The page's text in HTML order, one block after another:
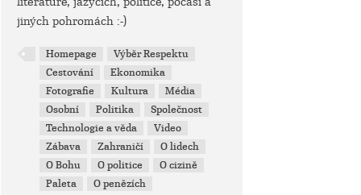
jiných pohromách :-)
Homepage
Výběr Respektu
Cestování
Ekonomika
Fotografie
Kultura
Média
Osobní
Politika
Společnost
Technologie a věda
Video
Zábava
Zahraničí
O lidech
O Bohu
O politice
O cizině
Paleta
O penězích